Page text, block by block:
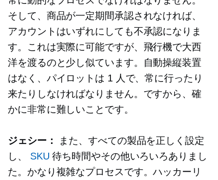
そして、商品が一定期間承認されなければ、
アカウントはいずれにしても不承認になりま
す。これは実際に可能ですが、飛行機で大西
洋を渡るのと少し似ています。自動操縦装置
はなく、パイロットは 1 人で、常に行ったり
来たりしなければなりません。ですから、確
かに非常に難しいことです。
ジェシー：
また、すべての製品を正しく設定
し、 SKU 待ち時間やその他いろいろありまし
た。かなり複雑なプロセスです。ハッカーリ